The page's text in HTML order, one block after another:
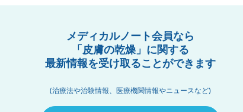
メディカルノート会員なら
「皮膚の乾燥」に関する
最新情報を受け取ることができます
(治療法や治験情報、医療機関情報やニュースなど)